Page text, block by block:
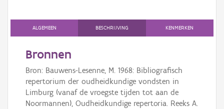
Downloads
Hergebruik
Aanmelden
ALGEMEEN BESCHRIJVING KENMERKEN
Bronnen
Bron: Bauwens-Lesenne, M. 1968: Bibliografisch
repertorium der oudheidkundige vondsten in
Limburg (vanaf de vroegste tijden tot aan de
Noormannen), Oudheidkundige repertoria. Reeks A.